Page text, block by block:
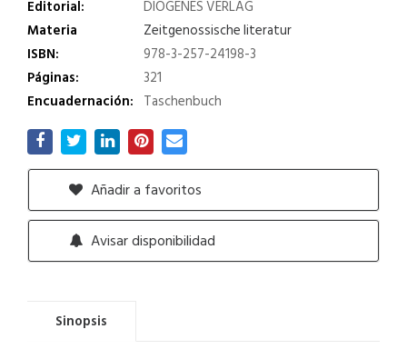
Editorial:
DIOGENES VERLAG
Materia
Zeitgenossische literatur
ISBN:
978-3-257-24198-3
Páginas:
321
Encuadernación: Taschenbuch
Añadir a favoritos
Avisar disponibilidad
Sinopsis